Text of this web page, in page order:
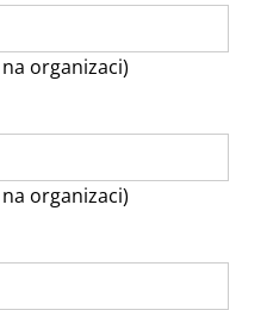
organizaci)
organizaci)